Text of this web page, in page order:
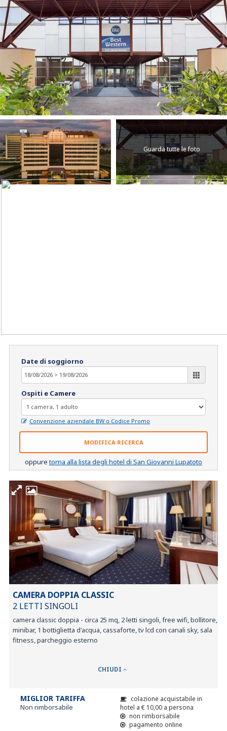
Guarda tutte le foto
Date di soggiorno
Ospiti e Camere
Convenzione aziendale BW o Codice Promo
MODIFICA RICERCA
oppuretorna alla lista degli hotel di San Giovanni Lupatoto
CAMERA DOPPIA CLASSIC
2 LETTI SINGOLI
camera classic doppia - circa 25 mq, 2 letti singoli, free wifi, bollitore,
minibar, 1 bottiglietta d'acqua, cassaforte, tv lcd con canali sky, sala
fitness, parcheggio esterno
CHIUDI
MIGLIOR TARIFFA
Non rimborsabile
colazione acquistabile in
hotel a€ 10,00 a persona
non rimborsabile
pagamento online